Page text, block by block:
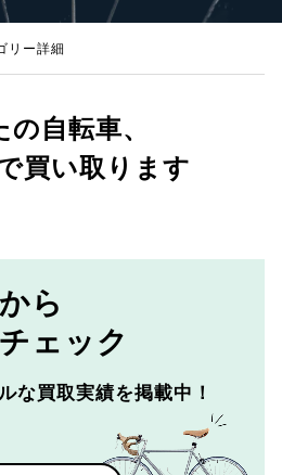
リー詳細
自転車、
買い取ります
ら
ェック
な買取実績を掲載中！